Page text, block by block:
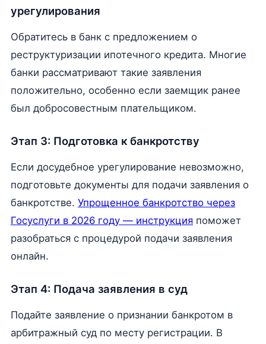
урегулирования
Обратитесь в банк с предложением о
реструктуризации ипотечного кредита. Многие
банки рассматривают такие заявления
положительно, особенно если заемщик ранее
был добросовестным плательщиком.
Этап 3: Подготовка к банкротству
Если досудебное урегулирование невозможно,
подготовьте документы для подачи заявления о
банкротстве. Упрощенное банкротство через
Госуслуги в 2026 году — инструкцияпоможет
разобраться с процедурой подачи заявления
онлайн.
Этап 4: Подача заявления в суд
Подайте заявление о признании банкротом в
арбитражный суд по месту регистрации. В